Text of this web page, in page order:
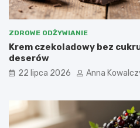
ZDROWE ODŻYWIANIE
Krem czekoladowy bez
deserów
22 lipca 2026 Anna